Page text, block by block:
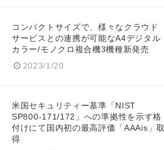
コンパクトサイズで、様々なクラウド
サービスとの連携が可能なA4デジタル
カラー/モノクロ複合機3機種新発売
2023/1/20
米国セキュリティー基準「NIST
SP800-171/172」への準拠性を示す格
付けにて国内初の最高評価「AAAis」取
得